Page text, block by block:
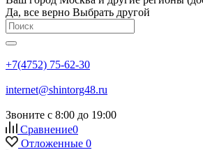
Да, все верно Выбрать другой
+7(4752) 75-62-30
internet@shintorg48.ru
Звоните с 8:00 до 19:00
Сравнение0
Отложенные 0